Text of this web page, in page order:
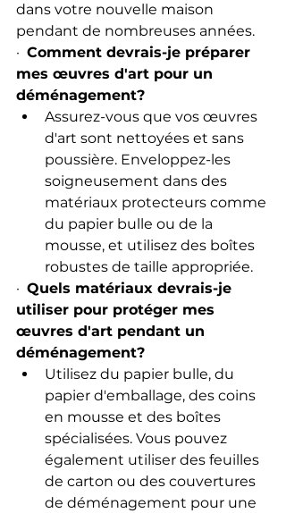
dans votre nouvelle maison
pendant de nombreuses années.
· Comment devrais-je préparer
mes œuvres d'art pour un
déménagement?
Assurez-vous que vos œuvres
d'art sont nettoyées et sans
poussière. Enveloppez-les
soigneusement dans des
matériaux protecteurs comme
du papier bulle ou de la
mousse, et utilisez des boîtes
robustes de taille appropriée.
· Quels matériaux devrais-je
utiliser pour protéger mes
œuvres d'art pendant un
déménagement?
Utilisez du papier bulle, du
papier d'emballage, des coins
en mousse et des boîtes
spécialisées. Vous pouvez
également utiliser des feuilles
de carton ou des couvertures
de déménagement pour une